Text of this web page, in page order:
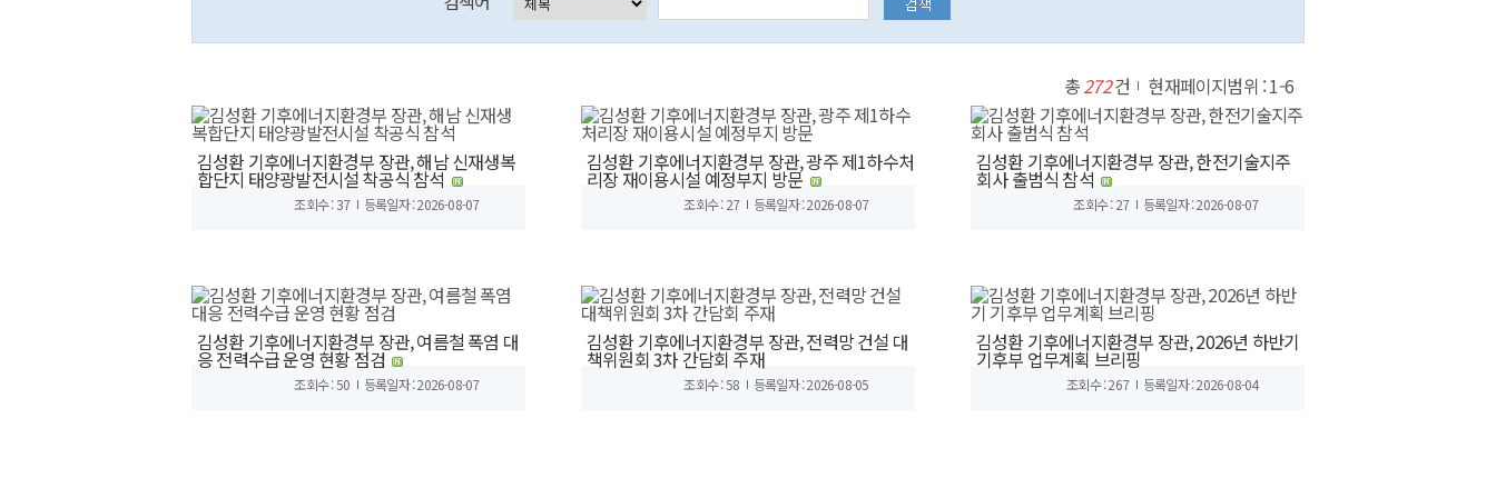
총272건 현재페이지범위 : 1-6
김성환 기후에너지환경부 장관, 해남 신재생복
합단지 태양광발전시설 착공식 참석
조회수 : 37 등록일자 : 2026-08-07
김성환 기후에너지환경부 장관, 광주 제1하수처
리장 재이용시설 예정부지 방문
조회수 : 27 등록일자 : 2026-08-07
김성환 기후에너지환경부 장관, 한전기술지주
회사 출범식 참석
조회수 : 27 등록일자 : 2026-08-07
김성환 기후에너지환경부 장관, 여름철 폭염 대
응 전력수급 운영 현황 점검
조회수 : 50 등록일자 : 2026-08-07
김성환 기후에너지환경부 장관, 전력망 건설 대
책위원회 3차 간담회 주재
조회수 : 58 등록일자 : 2026-08-05
김성환 기후에너지환경부 장관, 2026년 하반기
기후부 업무계획 브리핑
조회수 : 267 등록일자 : 2026-08-04